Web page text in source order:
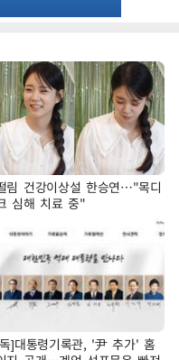
림 건강이상설 한승연…"목디
심해 치료 중"
]대통령기록관, '尹 추가' 홈